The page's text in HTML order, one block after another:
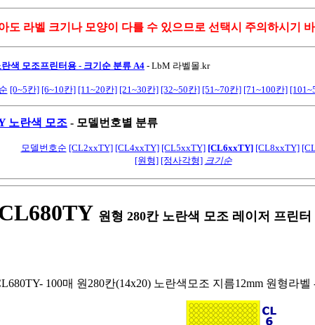
도 라벨 크기나 모양이 다를 수 있으므로 선택시 주의하시기
색 모조프린터용 - 크기순 분류 A4 - LbM 라벨몰.kr
[0~5칸] [6~10칸] [11~20칸] [21~30칸] [32~50칸] [51~70칸] [71~100칸]
노란색 모조 - 모델번호별 분류
모델번호순 [CL2xxTY] [CL4xxTY] [CL5xxTY] [CL6xxTY] [CL8xxTY]
[원형] [정사각형] 크기순
원형 280칸 노란색 모조 레이저 프린
100매 원280칸(14x20) 노란색모조 지름12mm 원형라